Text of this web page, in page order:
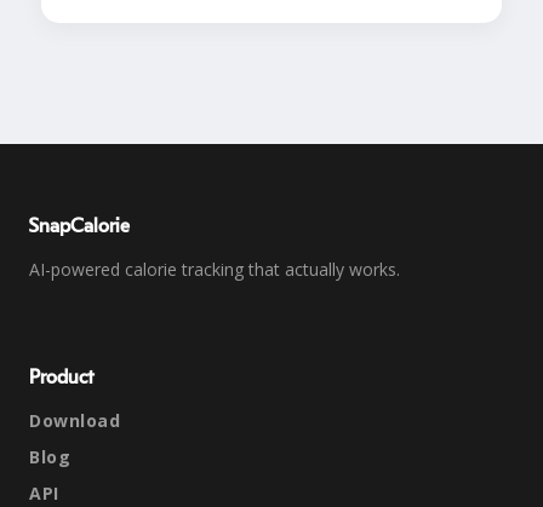
SnapCalorie
AI-powered calorie tracking that actually works.
Product
Download
Blog
API